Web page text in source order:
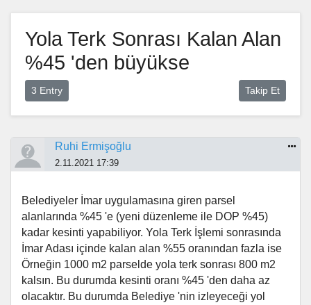
Yola Terk Sonrası Kalan Alan
%45 'den büyükse
Takip Et
3 Entry
Ruhi Ermişoğlu
2.11.2021 17:39
Belediyeler İmar uygulamasına giren parsel
alanlarında %45 'e (yeni düzenleme ile DOP %45)
kadar kesinti yapabiliyor. Yola Terk İşlemi sonrasında
İmar Adası içinde kalan alan %55 oranından fazla ise
Örneğin 1000 m2 parselde yola terk sonrası 800 m2
kalsın. Bu durumda kesinti oranı %45 'den daha az
olacaktır. Bu durumda Belediye 'nin izleyeceği yol